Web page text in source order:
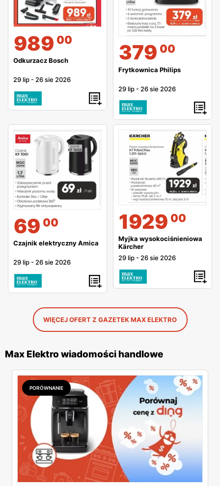
989 00
Odkurzacz Bosch
29 lip - 26 sie 2026
379 00
Frytkownica Philips
29 lip - 26 sie 2026
69 00
Czajnik elektryczny Amica
29 lip - 26 sie 2026
1929 00
Myjka wysokociśnieniowa
Kärcher
29 lip - 26 sie 2026
WIĘCEJ OFERT Z GAZETEK MAX ELEKTRO
Max Elektro wiadomości handlowe
PORÓWNANIE